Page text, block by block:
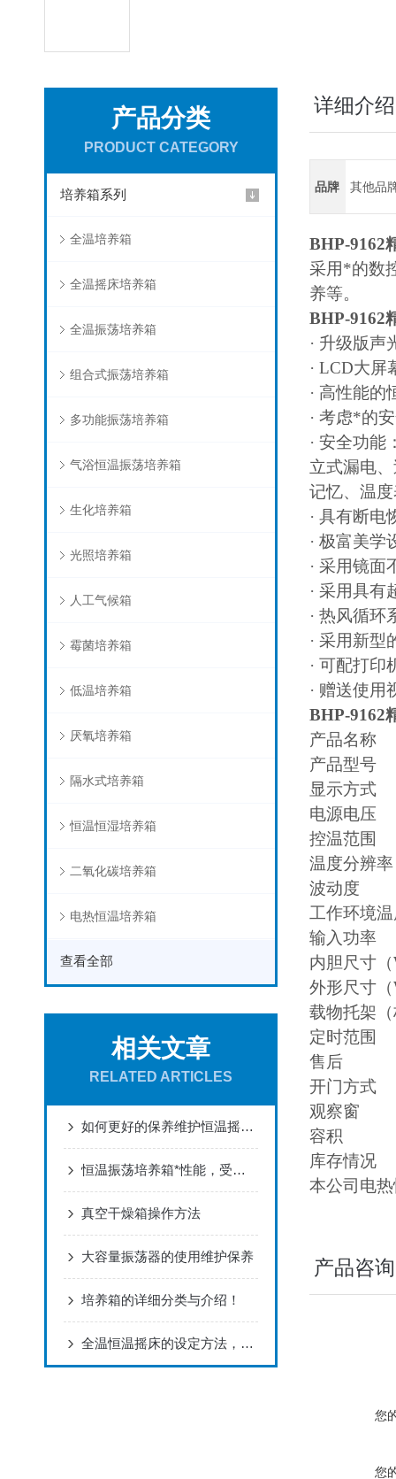
产品分类
PRODUCT CATEGORY
培养箱系列
全温培养箱
全温摇床培养箱
全温振荡培养箱
组合式振荡培养箱
多功能振荡培养箱
气浴恒温振荡培养箱
生化培养箱
光照培养箱
人工气候箱
霉菌培养箱
低温培养箱
厌氧培养箱
隔水式培养箱
恒温恒湿培养箱
二氧化碳培养箱
电热恒温培养箱
查看全部
相关文章
RELATED ARTICLES
如何更好的保养维护恒温摇床？
恒温振荡培养箱*性能，受市场关注！
真空干燥箱操作方法
大容量振荡器的使用维护保养
培养箱的详细分类与介绍！
全温恒温摇床的设定方法，你学会了吗？
详细介绍
品牌 其他品
BHP-9162
采用*的数
养等。
BHP-9162
· 升级版声
· LCD大屏
· 高性能的
· 考虑*的
· 安全功能
立式漏电
记忆、温
· 具有断电
· 极富美学
· 采用镜面
· 采用具有
· 热风循环
· 采用新型
· 可配打印
· 赠送使用
BHP-9162
产品名称
产品型号
显示方式
电源电压
控温范围
温度分辨率
波动度
工作环境
输入功率
内胆尺寸
外形尺寸
载物托架
定时范围
售后
开门方式
观察窗
容积
库存情况
本公司电
产品咨询
您
您